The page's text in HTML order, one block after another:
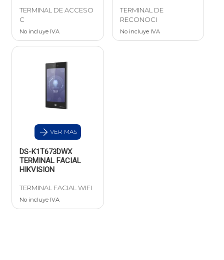
TERMINAL DE ACCESO
C
No incluye IVA
TERMINAL DE
RECONOCI
No incluye IVA
VER MAS
DS-K1T673DWX
TERMINAL FACIAL
HIKVISION
TERMINAL FACIAL WIFI
No incluye IVA